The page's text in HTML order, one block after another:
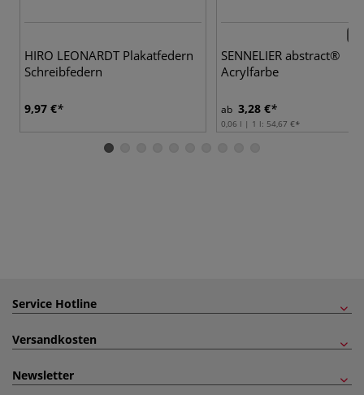
HIRO LEONARDT Plakatfedern
Schreibfedern
9,97 €
SENNELIER abstract®
Acrylfarbe
ab 3,28 €
0,06 l | 1 l: 54,67 €
Service Hotline
Versandkosten
Newsletter